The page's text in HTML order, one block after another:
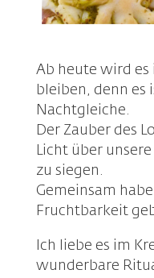
Ab heute wird es
bleiben, denn es
Nachtgleiche.
Der Zauber des
Licht über
zu siegen.
Gemeinsam
Fruchtbarkeit
Ich liebe es im
wunderbare